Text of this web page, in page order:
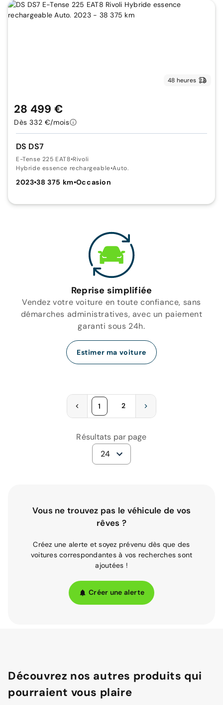
48 heures
DS DS7
E-Tense 225 EAT8•Rivoli
Hybride essence rechargeable•Auto.
2023•38 375 km•Occasion
28 499 €
Dès 332 €/mois
Reprise simplifiée
Vendez votre voiture en toute confiance, sans
démarches administratives, avec un paiement
garanti sous 24h.
Estimer ma voiture
1 2
Résultats par page
24
Vous ne trouvez pas le véhicule de vos
rêves ?
Créez une alerte et soyez prévenu dès que des
voitures correspondantes à vos recherches sont
ajoutées !
Créer une alerte
Découvrez nos autres produits qui
pourraient vous plaire